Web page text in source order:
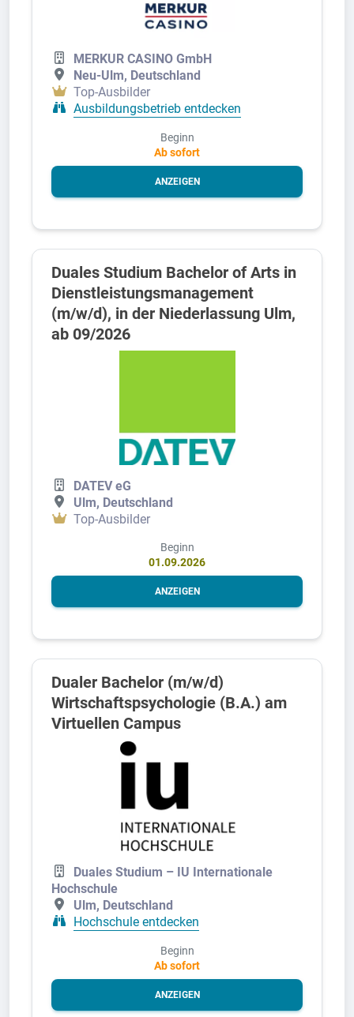
MERKUR CASINO GmbH
Neu-Ulm, Deutschland
Top-Ausbilder
Ausbildungsbetrieb entdecken
Beginn
Ab sofort
ANZEIGEN
Duales Studium Bachelor of Arts in
Dienstleistungsmanagement
(m/w/d), in der Niederlassung Ulm,
ab 09/2026
DATEV eG
Ulm, Deutschland
Top-Ausbilder
Beginn
01.09.2026
ANZEIGEN
Dualer Bachelor (m/w/d)
Wirtschaftspsychologie (B.A.) am
Virtuellen Campus
Duales Studium – IU Internationale
Hochschule
Ulm, Deutschland
Hochschule entdecken
Beginn
Ab sofort
ANZEIGEN